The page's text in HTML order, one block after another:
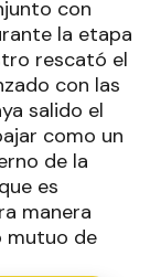
con
la etapa
rescató el
con las
salido el
como un
de la
es
manera
mutuo de